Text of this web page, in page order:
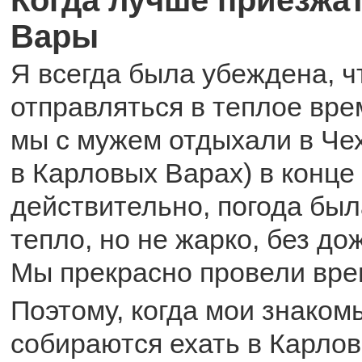
Вары
Я всегда была убеждена,
отправляться в теплое
мы с мужем отдыхали в
в Карловых Варах) в
действительно, погода
тепло, но не жарко, без
Мы прекрасно провели
Поэтому, когда мои
собираются ехать в